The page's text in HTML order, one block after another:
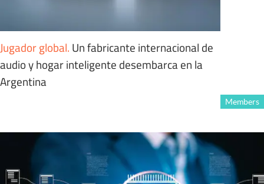
Jugador global. Un fabricante internacional de
audio y hogar inteligente desembarca en la
Argentina
Members